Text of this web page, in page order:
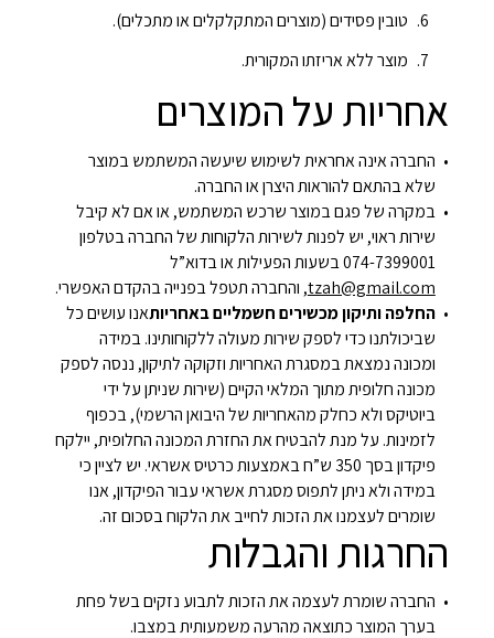
טובין פסידים (מוצרים המתקלקלים או מתכלים).
מוצר ללא אריזתו המקורית.
אחריות על המוצרים
החברה אינה אחראית לשימוש שיעשה המשתמש במוצר
שלא בהתאם להוראות היצרן או החברה.
במקרה של פגם במוצר שרכש המשתמש, או אם לא קיבל
שירות ראוי, יש לפנות לשירות הלקוחות של החברה בטלפון
074-7399001 בשעות הפעילות או בדוא”ל
tzah@gmail.com, והחברה תטפל בפנייה בהקדם האפשרי.
החלפה ותיקון מכשירים חשמליים באחריותאנו עושים כל
שביכולתנו כדי לספק שירות מעולה ללקוחותינו. במידה
ומכונה נמצאת במסגרת האחריות וזקוקה לתיקון, ננסה לספק
מכונה חלופית מתוך המלאי הקיים (שירות שניתן על ידי
ביוטיקס ולא כחלק מהאחריות של היבואן הרשמי), בכפוף
לזמינות. על מנת להבטיח את החזרת המכונה החלופית, יילקח
פיקדון בסך 350 ש”ח באמצעות כרטיס אשראי. יש לציין כי
במידה ולא ניתן לתפוס מסגרת אשראי עבור הפיקדון, אנו
שומרים לעצמנו את הזכות לחייב את הלקוח בסכום זה.
החרגות והגבלות
החברה שומרת לעצמה את הזכות לתבוע נזקים בשל פחת
בערך המוצר כתוצאה מהרעה משמעותית במצבו.